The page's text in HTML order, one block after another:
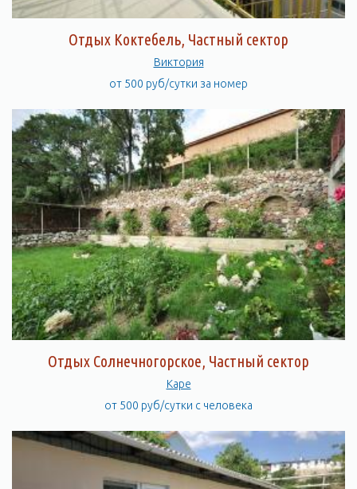
Отдых Коктебель, Частный сектор
Виктория
от 500 руб/сутки за номер
Отдых Солнечногорское, Частный сектор
Каре
от 500 руб/сутки с человека